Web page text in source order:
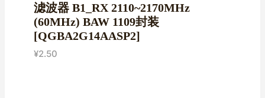
滤波器 B1_RX 2110~2170MHz
(60MHz) BAW 1109封装
[QGBA2G14AASP2]
¥2.50